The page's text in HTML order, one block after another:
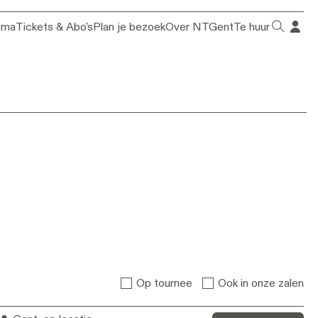
Tickets & Abo'sPlan je bezoekOver NTGentTe huur
Op tournee Ook in onze zalen